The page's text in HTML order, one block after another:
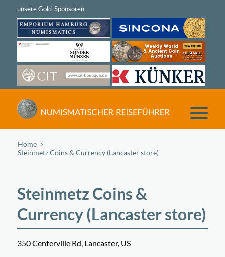
Home
Steinmetz Coins & Currency (Lancaster store)
Steinmetz Coins &
Currency (Lancaster store)
350 Centerville Rd, Lancaster, US